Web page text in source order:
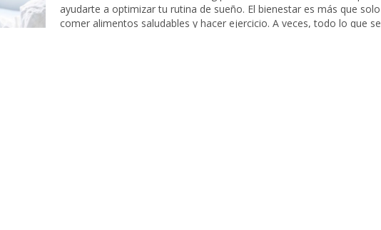
ayudarte a optimizar tu rutina de sueño. El bienestar es más que solo
comer alimentos saludables y hacer ejercicio. A veces, todo lo que se